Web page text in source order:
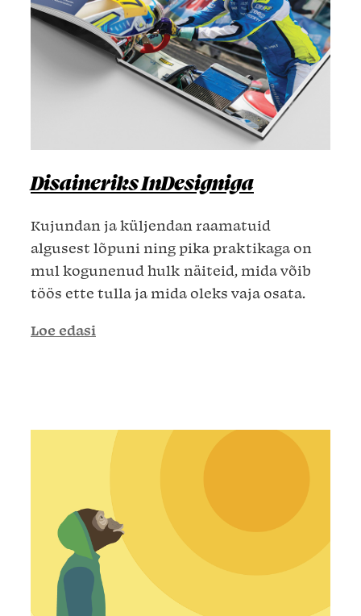
Disaineriks InDesigniga
Kujundan ja küljendan raamatuid
algusest lõpuni ning pika praktikaga on
mul kogunenud hulk näiteid, mida võib
töös ette tulla ja mida oleks vaja osata.
Loe edasi